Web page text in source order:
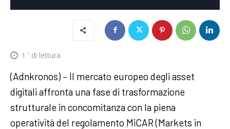
1 ' di lettura
(Adnkronos) – Il mercato europeo degli asset
digitali affronta una fase di trasformazione
strutturale in concomitanza con la piena
operatività del regolamento MiCAR (Markets in